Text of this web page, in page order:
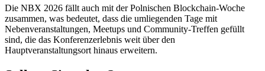
Die NBX 2026 fällt auch mit der Polnischen Blockchain-Woche
zusammen, was bedeutet, dass die umliegenden Tage mit
Nebenveranstaltungen, Meetups und Community-Treffen gefüllt
sind, die das Konferenzerlebnis weit über den
Hauptveranstaltungsort hinaus erweitern.